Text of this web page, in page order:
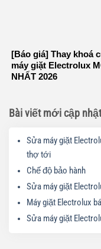
[Báo giá] Thay khoá
máy giặt Electrolux
NHẤT 2026
Bài viết mới cập
Sửa máy giặt
thợ tới
Chế độ bảo hành
Sửa máy giặt
Máy giặt Electrolux
Sửa máy giặt